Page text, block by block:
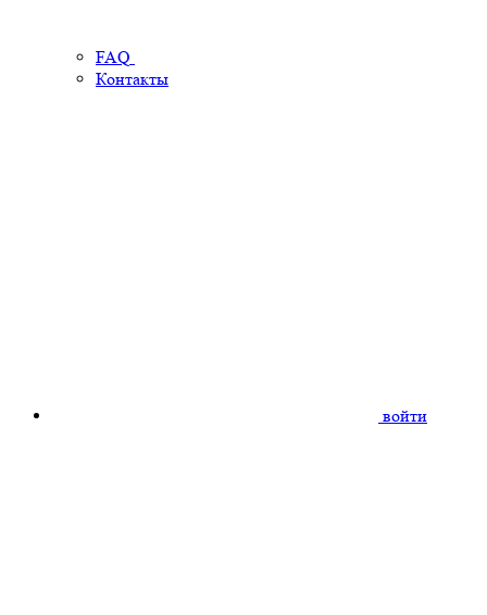
FAQ
Контакты
войти